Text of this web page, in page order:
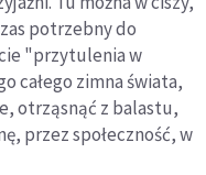
potrzebny do
"przytulenia w
całego zimna świata,
otrząsnąć z balastu,
przez społeczność, w